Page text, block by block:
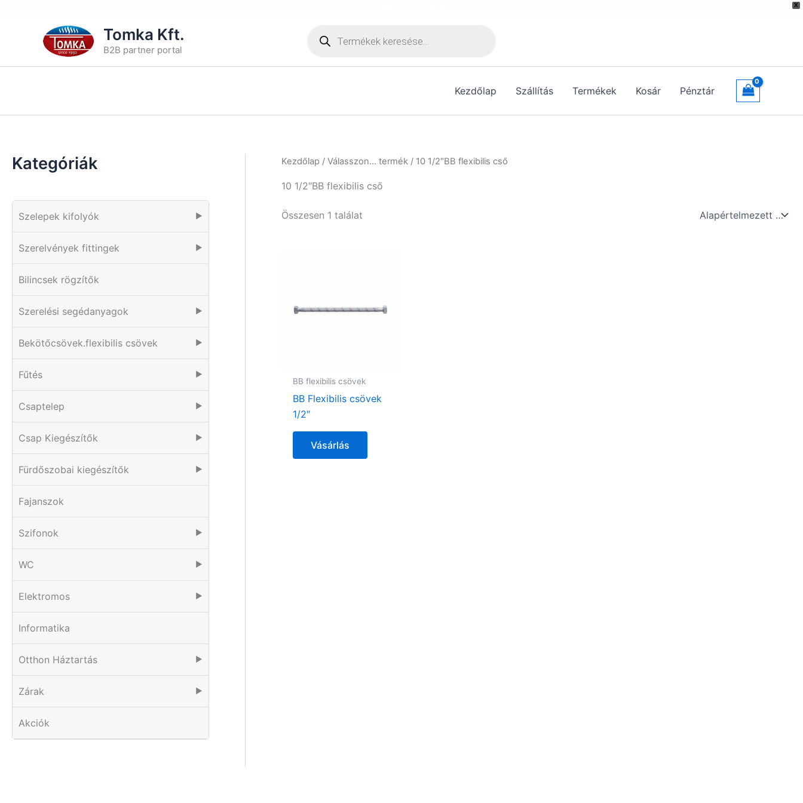
X
Tomka Kft.
B2B partner portal
search
Kezdőlap Szállítás Termékek Kosár Pénztár
Kategóriák
Szelepek kifolyók ▶
Szerelvények fittingek ▶
Bilincsek rögzítők
Szerelési segédanyagok ▶
Bekötőcsövek.flexibilis csövek ▶
Fűtés ▶
Csaptelep ▶
Csap Kiegészítők ▶
Fürdőszobai kiegészítők ▶
Fajanszok
Szifonok ▶
WC ▶
Elektromos ▶
Informatika
Otthon Háztartás ▶
Zárak ▶
Akciók
Kezdőlap / Válasszon... termék / 10 1/2″BB flexibilis cső
10 1/2″BB flexibilis cső
Összesen 1 találat
BB flexibilis csövek
BB Flexibilis csövek
1/2″
Vásárlás